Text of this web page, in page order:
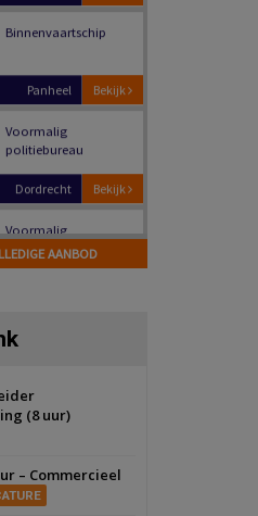
politiebureau
Voormalig
politiebureau
Voormalig
Zwanenburg
AANBOD
(8 uur)
– Commercieel